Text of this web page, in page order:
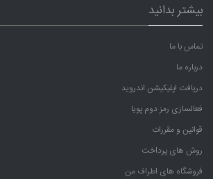
بیشتر بدانید
تماس با ما
درباره ما
دریافت اپلیکیشن اندروید
فعالسازی رمز دوم پویا
قوانین و مقررات
روش های پرداخت
فروشگاه های اطراف من